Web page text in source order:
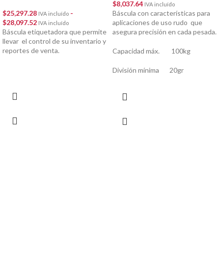
$25,297.28 IVA incluído -
$28,097.52 IVA incluído
Báscula etiquetadora que permite
llevar el control de su inventario y
reportes de venta.
$8,037.64 IVA incluído
Báscula con características para
aplicaciones de uso rudo que
asegura precisión en cada pesada.
Capacidad máx. 100kg
División mínima 20gr